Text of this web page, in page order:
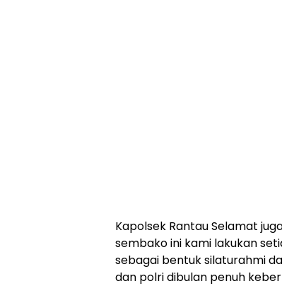
Kapolsek Rantau Selamat
sembako ini kami lakukan
sebagai bentuk silaturahmi
dan polri dibulan penuh